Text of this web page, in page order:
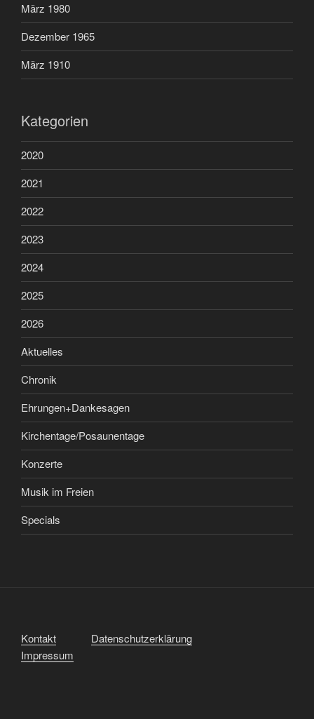
März 1980
Dezember 1965
März 1910
Kategorien
2020
2021
2022
2023
2024
2025
2026
Aktuelles
Chronik
Ehrungen+Dankesagen
Kirchentage/Posaunentage
Konzerte
Musik im Freien
Specials
Kontakt
Datenschutzerklärung
Impressum